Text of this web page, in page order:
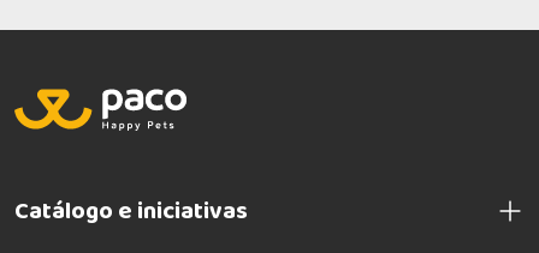
Catálogo e iniciativas